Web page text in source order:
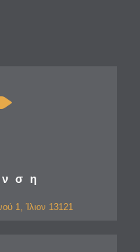
1, Ίλιον 13121